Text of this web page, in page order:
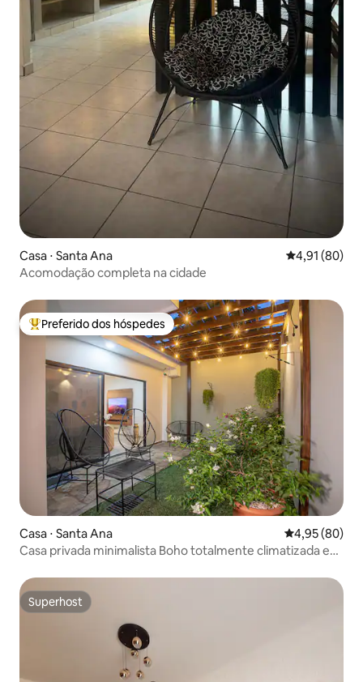
Casa ⋅ Santa Ana 4,91 de uma
4,91 (80)
Acomodação completa na cidade
Entre os melhores preferidos dos hóspedes
Preferido dos hóspedes
Casa ⋅ Santa Ana 4,95 de uma
4,95 (80)
Casa privada minimalista Boho totalmente climatizada e
Superhost
Superhost